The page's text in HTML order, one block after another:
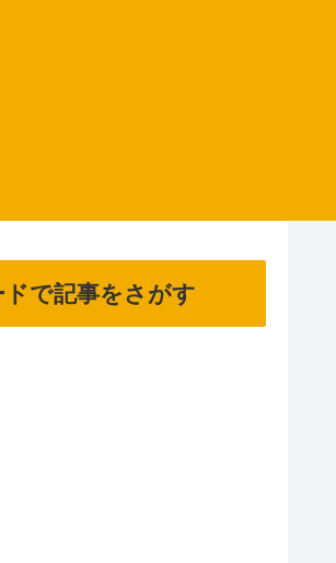
ドで記事をさがす